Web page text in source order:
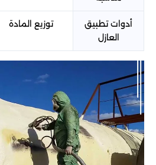
أدوات تطبيق
العازل
توزيع المادة